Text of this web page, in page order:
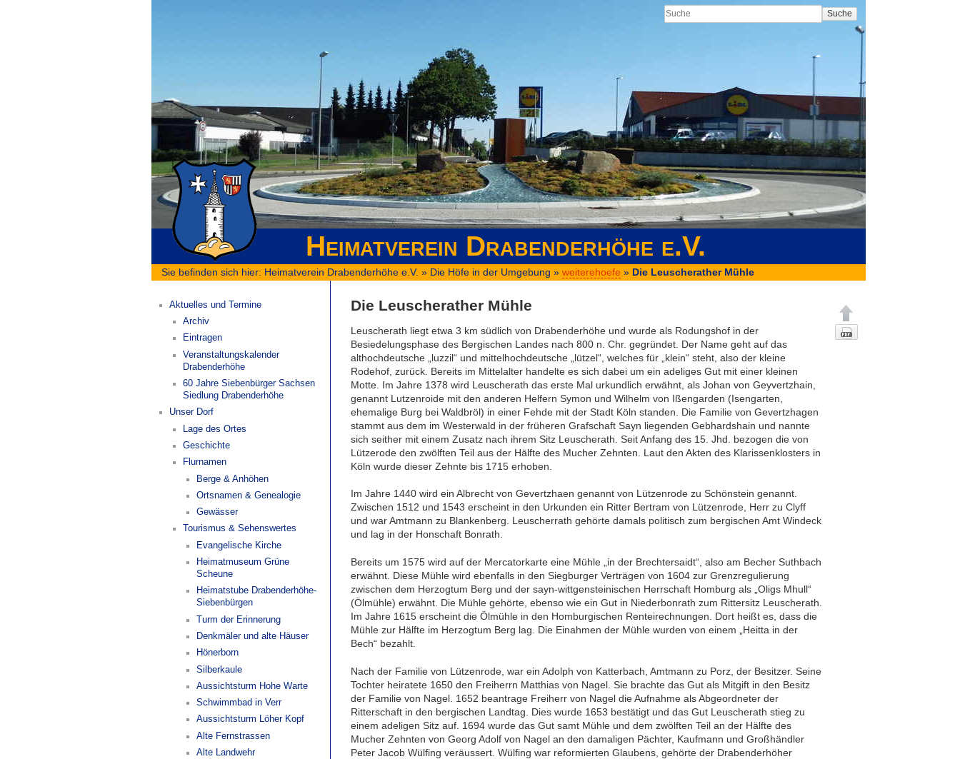
Heimatverein Drabenderhöhe e.V.
Suche
Sie befinden sich hier: Heimatverein Drabenderhöhe e.V. » Die Höfe in der Umgebung » weiterehoefe » Die Leuscherather Mühle
Aktuelles und Termine
Archiv
Eintragen
Veranstaltungskalender
Drabenderhöhe
60 Jahre Siebenbürger Sachsen
Siedlung Drabenderhöhe
Unser Dorf
Lage des Ortes
Geschichte
Flurnamen
Berge & Anhöhen
Ortsnamen & Genealogie
Gewässer
Tourismus & Sehenswertes
Evangelische Kirche
Heimatmuseum Grüne
Scheune
Heimatstube Drabenderhöhe-
Siebenbürgen
Turm der Erinnerung
Denkmäler und alte Häuser
Hönerborn
Silberkaule
Aussichtsturm Hohe Warte
Schwimmbad in Verr
Aussichtsturm Löher Kopf
Alte Fernstrassen
Alte Landwehr
Die Leuscherather Mühle
Leuscherath liegt etwa 3 km südlich von Drabenderhöhe und wurde als Rodungshof in der
Besiedelungsphase des Bergischen Landes nach 800 n. Chr. gegründet. Der Name geht auf das
althochdeutsche „luzzil“ und mittelhochdeutsche „lützel“, welches für „klein“ steht, also der kleine
Rodehof, zurück. Bereits im Mittelalter handelte es sich dabei um ein adeliges Gut mit einer kleinen
Motte. Im Jahre 1378 wird Leuscherath das erste Mal urkundlich erwähnt, als Johan von Geyvertzhain,
genannt Lutzenroide mit den anderen Helfern Symon und Wilhelm von Ißengarden (Isengarten,
ehemalige Burg bei Waldbröl) in einer Fehde mit der Stadt Köln standen. Die Familie von Gevertzhagen
stammt aus dem im Westerwald in der früheren Grafschaft Sayn liegenden Gebhardshain und nannte
sich seither mit einem Zusatz nach ihrem Sitz Leuscherath. Seit Anfang des 15. Jhd. bezogen die von
Lützerode den zwölften Teil aus der Hälfte des Mucher Zehnten. Laut den Akten des Klarissenklosters in
Köln wurde dieser Zehnte bis 1715 erhoben.
Im Jahre 1440 wird ein Albrecht von Gevertzhaen genannt von Lützenrode zu Schönstein genannt.
Zwischen 1512 und 1543 erscheint in den Urkunden ein Ritter Bertram von Lützenrode, Herr zu Clyff
und war Amtmann zu Blankenberg. Leuscherrath gehörte damals politisch zum bergischen Amt Windeck
und lag in der Honschaft Bonrath.
Bereits um 1575 wird auf der Mercatorkarte eine Mühle „in der Brechtersaidt“, also am Becher Suthbach
erwähnt. Diese Mühle wird ebenfalls in den Siegburger Verträgen von 1604 zur Grenzregulierung
zwischen dem Herzogtum Berg und der sayn-wittgensteinischen Herrschaft Homburg als „Oligs Mhull“
(Ölmühle) erwähnt. Die Mühle gehörte, ebenso wie ein Gut in Niederbonrath zum Rittersitz Leuscherath.
Im Jahre 1615 erscheint die Ölmühle in den Homburgischen Renteirechnungen. Dort heißt es, dass die
Mühle zur Hälfte im Herzogtum Berg lag. Die Einahmen der Mühle wurden von einem „Heitta in der
Bech“ bezahlt.
Nach der Familie von Lützenrode, war ein Adolph von Katterbach, Amtmann zu Porz, der Besitzer. Seine
Tochter heiratete 1650 den Freiherrn Matthias von Nagel. Sie brachte das Gut als Mitgift in den Besitz
der Familie von Nagel. 1652 beantrage Freiherr von Nagel die Aufnahme als Abgeordneter der
Ritterschaft in den bergischen Landtag. Dies wurde 1653 bestätigt und das Gut Leuscherath stieg zu
einem adeligen Sitz auf. 1694 wurde das Gut samt Mühle und dem zwölften Teil an der Hälfte des
Mucher Zehnten von Georg Adolf von Nagel an den damaligen Pächter, Kaufmann und Großhändler
Peter Jacob Wülfing veräussert. Wülfing war reformierten Glaubens, gehörte der Drabenderhöher